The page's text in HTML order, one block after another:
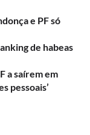
e PF só
de habeas
a saírem em
pessoais’